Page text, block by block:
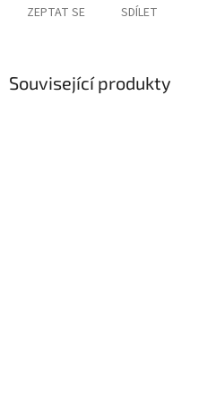
ZEPTAT SE SDÍLET
Související produkty